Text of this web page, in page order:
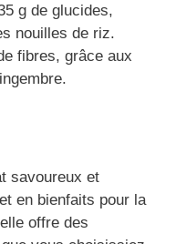
g de glucides,
nouilles de riz.
fibres, grâce aux
savoureux et
en bienfaits pour la
offre des